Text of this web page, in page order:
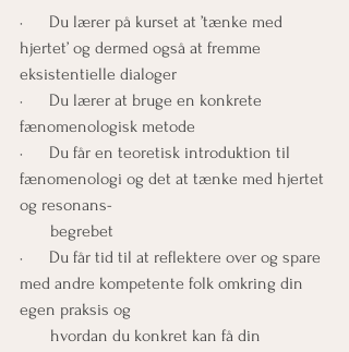
·      Du lærer på kurset at ’tænke med
hjertet’ og dermed også at fremme
eksistentielle dialoger
·      Du lærer at bruge en konkrete
fænomenologisk metode
·      Du får en teoretisk introduktion til
fænomenologi og det at tænke med hjertet
og resonans-
       begrebet
·      Du får tid til at reflektere over og spare
med andre kompetente folk omkring din
egen praksis og